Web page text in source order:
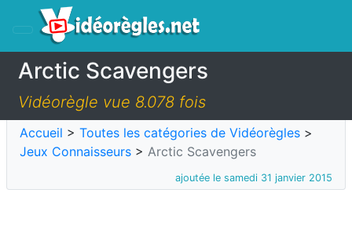
Arctic Scavengers
Vidéorègle vue 8.078 fois
Accueil > Toutes les catégories de Vidéorègles >
Jeux Connaisseurs > Arctic Scavengers
ajoutée le samedi 31 janvier 2015